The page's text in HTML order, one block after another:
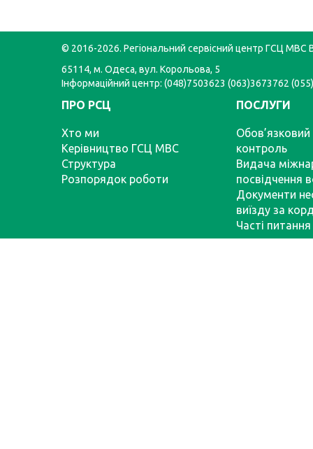
© 2016-2026. Регіональний сервісний центр ГСЦ МВС
65114, м. Одеса, вул. Корольова, 5
Інформаційний центр: (048)7503623 (063)3673762
ПРО РСЦ
Хто ми
Керівництво ГСЦ МВС
Структура
Розпорядок роботи
ПОСЛУГИ
Обов’язковий
контроль
Видача
посвідчення
Документи
виїзду за
Часті питання